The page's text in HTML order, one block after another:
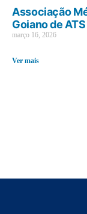
Associação
Goiano de ATS
março 16, 2026
Ver mais